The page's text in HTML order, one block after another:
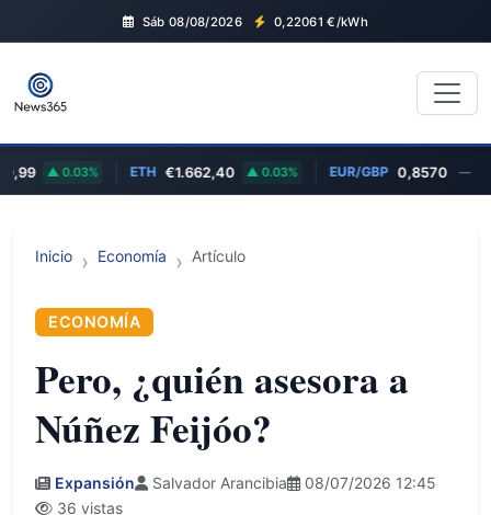
Sáb 08/08/2026 0,22061 €/kWh
0.03% €1.662,40 0.03% EUR/GBP 0,8570 —
Inicio Economía Artículo
ECONOMÍA
Pero, ¿quién asesora a
Núñez Feijóo?
Expansión Salvador Arancibia
08/07/2026 12:45
36 vistas